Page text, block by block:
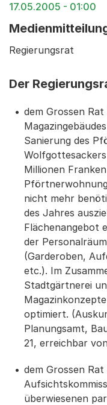
17.05.2005 - 01:00
Regierungsrat
Der
dem Grossen
Sanierung des
Millionen
nicht mehr
des Jahres
Flächenangebot
der
(Garderoben,
etc.). Im
Stadtgärtnerei
optimiert.
Planungsamt,
21, erreichbar
dem Grossen
überwiesenen